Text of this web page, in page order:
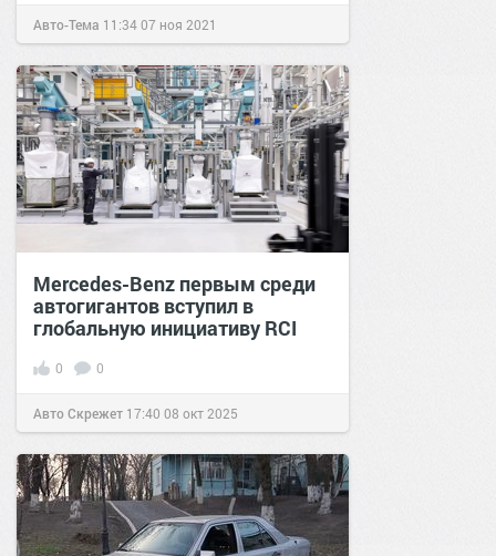
Авто-Тема 11:3407 ноя 2021
Mercedes-Benz первым среди
автогигантов вступил в
глобальную инициативу RCI
0 0
Авто Скрежет 17:40 08 окт 2025